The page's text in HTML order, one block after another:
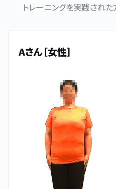
トレーニングを実践され
Aさん［女性］